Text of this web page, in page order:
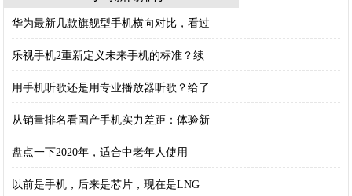
华为最新几款旗舰型手机横向对比，看过
乐视手机2重新定义未来手机的标准？续
用手机听歌还是用专业播放器听歌？给了
从销量排名看国产手机实力差距：体验新
盘点一下2020年，适合中老年人使用
以前是手机，后来是芯片，现在是LNG